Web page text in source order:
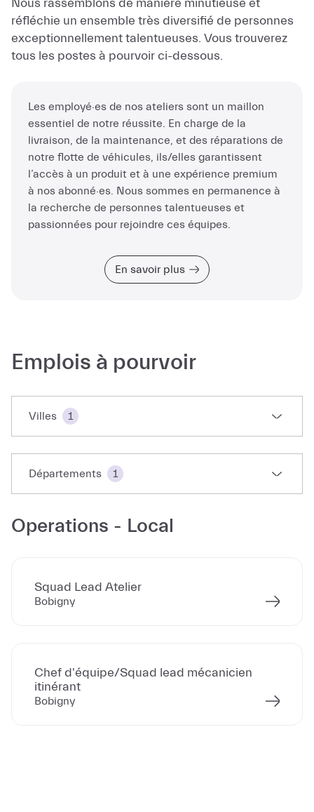
Nous rassemblons de manière minutieuse et
réfléchie un ensemble très diversifié de personnes
exceptionnellement talentueuses. Vous trouverez
tous les postes à pourvoir ci-dessous.
Les employé·es de nos ateliers sont un maillon
essentiel de notre réussite. En charge de la
livraison, de la maintenance, et des réparations de
notre flotte de véhicules, ils/elles garantissent
l’accès à un produit et à une expérience premium
à nos abonné·es. Nous sommes en permanence à
la recherche de personnes talentueuses et
passionnées pour rejoindre ces équipes.
En savoir plus
Emplois à pourvoir
Villes 1
Départements 1
Operations - Local
Squad Lead Atelier
Bobigny
Chef d'équipe/Squad lead mécanicien
itinérant
Bobigny